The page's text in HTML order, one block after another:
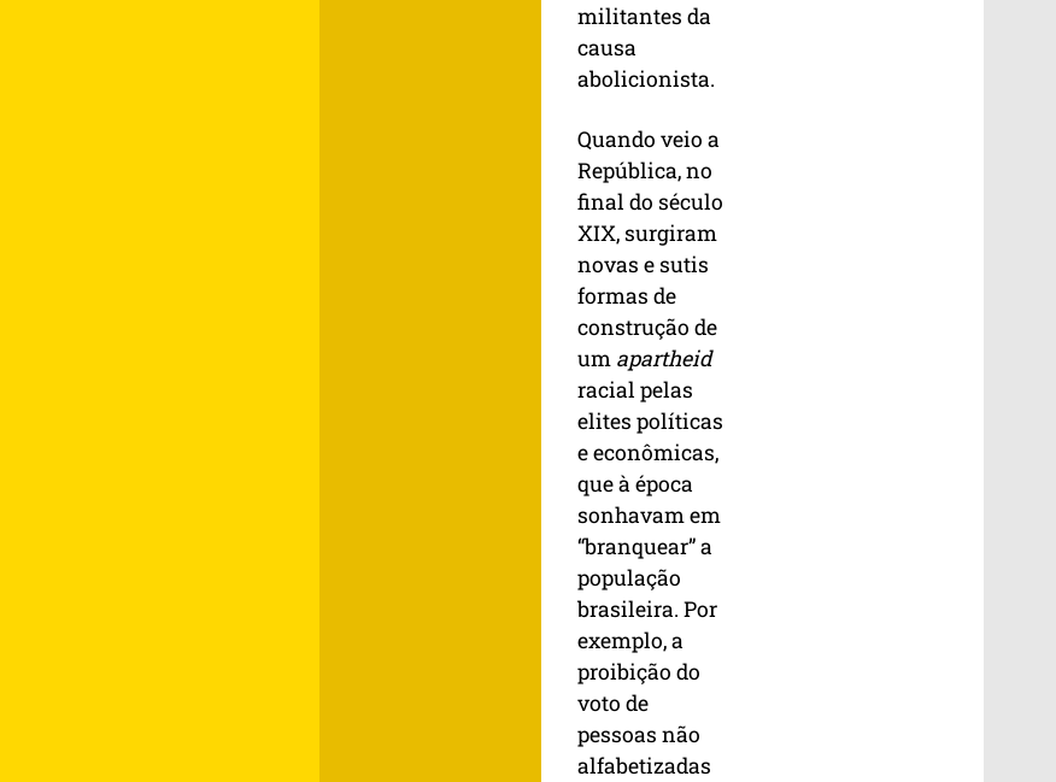
militantes da
causa
abolicionista.
Quando veio a
República, no
final do século
XIX, surgiram
novas e sutis
formas de
construção de
um apartheid
racial pelas
elites políticas
e econômicas,
que à época
sonhavam em
“branquear” a
população
brasileira. Por
exemplo, a
proibição do
voto de
pessoas não
alfabetizadas